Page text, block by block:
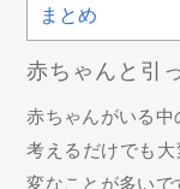
まとめ
赤ちゃんと引
赤ちゃんがいる中
考えるだけでも
変なことが多いで